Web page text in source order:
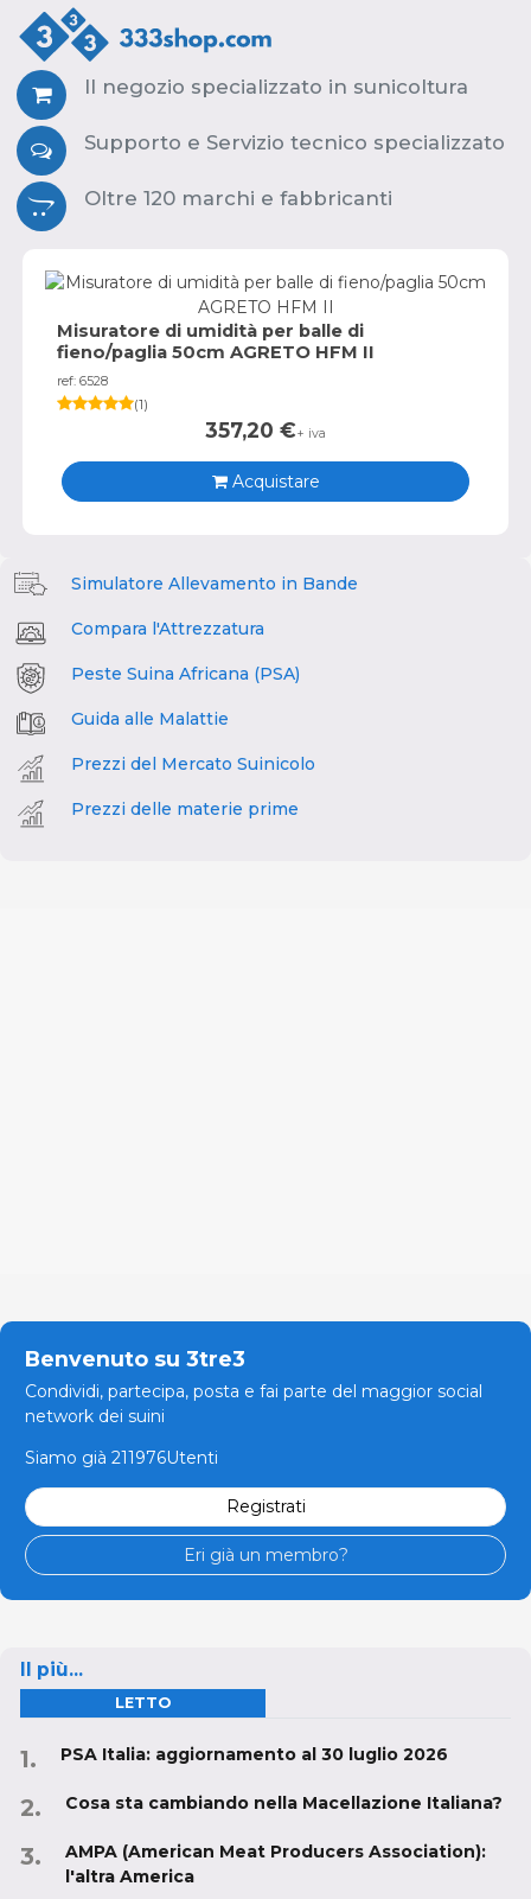
Il negozio specializzato in sunicoltura
Supporto e Servizio tecnico specializzato
Oltre 120 marchi e fabbricanti
Misuratore di umidità per balle di
fieno/paglia 50cm AGRETO HFM II
ref: 6528
(1)
357,20 €+ iva
Acquistare
Simulatore Allevamento in Bande
Compara l'Attrezzatura
Peste Suina Africana (PSA)
Guida alle Malattie
Prezzi del Mercato Suinicolo
Prezzi delle materie prime
Benvenuto su 3tre3
Condividi, partecipa, posta e fai parte del maggior social
network dei suini
Siamo già 211976Utenti
Registrati
Eri già un membro?
Il più...
LETTO
PSA Italia: aggiornamento al 30 luglio 2026
Cosa sta cambiando nella Macellazione Italiana?
AMPA (American Meat Producers Association):
l'altra America